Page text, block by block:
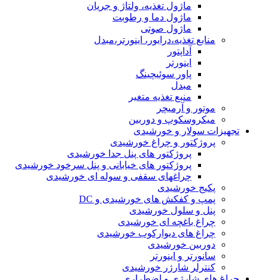
ماژول تغذیه، ولتاژ و جریان
ماژول دما و رطوبت
ماژول صوتی
منابع تغذیه،درایور، اینورتر،مبدل
آداپتور
اینورتر
پاور سوئیچینگ
مبدل
منبع تغذیه متغیر
موتور و آرمیچر
میکروسکوپ و دوربین
تجهیزات سولار و خورشیدی
پروژکتور و چراغ خورشیدی
پروژکتور های پنل جدا خورشیدی
پروژکتور های خیابانی و پنل سرخود خورشیدی
چراغهای سقفی و سوله ای خورشیدی
پکیج خورشیدی
پمپ و کفکش های خورشیدی و DC
پنل و سلول خورشیدی
چراغ باغچه ای خورشیدی
چراغ های دیوارکوب خورشیدی
دوربین خورشیدی
سانورتر و اینورتر
کنترلر شارژر خورشیدی